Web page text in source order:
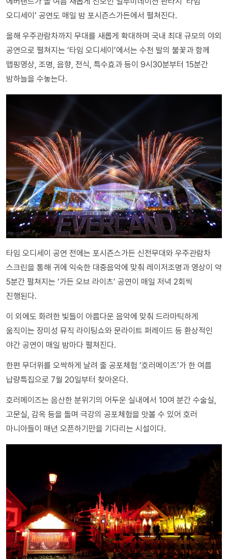
오디세이’ 공연도 매일 밤 포시즌스가든에서 펼쳐진다.
올해 우주관람차까지 무대를 새롭게 확대하며 국내 최대 규모의 야외
공연으로 펼쳐지는 ‘타임 오디세이’에서는 수천 발의 불꽃과 함께
맵핑영상, 조명, 음향, 전식, 특수효과 등이 9시30분부터 15분간
밤하늘을 수놓는다.
타임 오디세이 공연 전에는 포시즌스가든 신전무대와 우주관람차
스크린을 통해 귀에 익숙한 대중음악에 맞춰 레이저조명과 영상이 약
5분간 펼쳐지는 ‘가든 오브 라이츠’ 공연이 매일 저녁 2회씩
진행된다.
이 외에도 화려한 빛들이 아름다운 음악에 맞춰 드라마틱하게
움직이는 장미성 뮤직 라이팅쇼와 문라이트 퍼레이드 등 환상적인
야간 공연이 매일 밤마다 펼쳐진다.
한편 무더위를 오싹하게 날려 줄 공포체험 ‘호러메이즈’가 한 여름
납량특집으로 7월 20일부터 찾아온다.
호러메이즈는 음산한 분위기의 어두운 실내에서 10여 분간 수술실,
고문실, 감옥 등을 돌며 극강의 공포체험을 맛볼 수 있어 호러
마니아들이 매년 오픈하기만을 기다리는 시설이다.